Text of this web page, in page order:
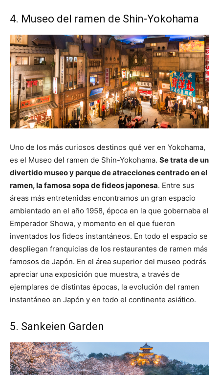
4. Museo del ramen de Shin-Yokohama
Uno de los más curiosos destinos qué ver en Yokohama,
es el Museo del ramen de Shin-Yokohama. Se trata de un
divertido museo y parque de atracciones centrado en el
ramen, la famosa sopa de fideos japonesa. Entre sus
áreas más entretenidas encontramos un gran espacio
ambientado en el año 1958, época en la que gobernaba el
Emperador Showa, y momento en el que fueron
inventados los fideos instantáneos. En todo el espacio se
despliegan franquicias de los restaurantes de ramen más
famosos de Japón. En el área superior del museo podrás
apreciar una exposición que muestra, a través de
ejemplares de distintas épocas, la evolución del ramen
instantáneo en Japón y en todo el continente asiático.
5. Sankeien Garden